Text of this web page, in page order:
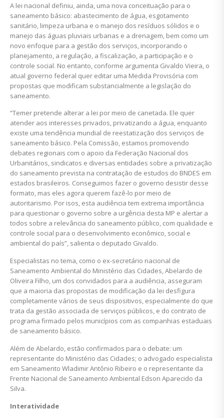
A lei nacional definiu, ainda, uma nova conceituação para o
saneamento básico: abastecimento de água, esgotamento
sanitário, limpeza urbana e o manejo dos resíduos sólidos e o
manejo das águas pluviais urbanas e a drenagem, bem como um
novo enfoque para a gestão dos serviços, incorporando o
planejamento, a regulação, a fiscalização, a participação e o
controle social. No entanto, conforme argumenta Givaldo Vieira, o
atual governo federal quer editar uma Medida Provisória com
propostas que modificam substancialmente a legislação do
saneamento.
“Temer pretende alterar a lei por meio de canetada. Ele quer
atender aos interesses privados, privatizando a água, enquanto
existe uma tendência mundial de reestatização dos serviços de
saneamento básico. Pela Comissão, estamos promovendo
debates regionais com o apoio da Federação Nacional dos
Urbanitários, sindicatos e diversas entidades sobre a privatização
do saneamento prevista na contratação de estudos do BNDES em
estados brasileiros. Conseguimos fazer o governo desistir desse
formato, mas eles agora querem fazê-lo por meio de
autoritarismo. Por isos, esta audiência tem extrema importância
para questionar o governo sobre a urgência desta MP e alertar a
todos sobre a relevância do saneamento público, com qualidade e
controle social para o desenvolvimento econômico, social e
ambiental do país”, salienta o deputado Givaldo.
Especialistas no tema, como o ex-secretário nacional de
Saneamento Ambiental do Ministério das Cidades, Abelardo de
Oliveira Filho, um dos convidados para a audiência, asseguram
que a maioria das propostas de modificação da lei desfigura
completamente vários de seus dispositivos, especialmente do que
trata da gestão associada de serviços públicos, e do contrato de
programa firmado pelos municípios com as companhias estaduais
de saneamento básico.
Além de Abelardo, estão confirmados para o debate: um
representante do Ministério das Cidades; o advogado especialista
em Saneamento Wladimir Antônio Ribeiro e o representante da
Frente Nacional de Saneamento Ambiental Edson Aparecido da
Silva.
Interatividade